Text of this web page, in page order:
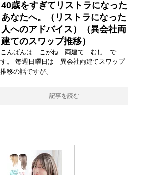
40歳をすぎてリストラになった
あなたへ。（リストラになった
人へのアドバイス）（異会社両
建てのスワップ推移）
こんばんは こがね 両建て むし で
す。 毎週日曜日は 異会社両建てスワップ
推移の話ですが、
記事を読む